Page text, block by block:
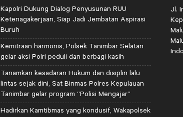
Kapolri Dukung Dialog Penyusunan RUU
Ketenagakerjaan, Siap Jadi Jembatan Aspirasi
Buruh
Kemitraan harmonis, Polsek Tanimbar Selatan
gelar aksi Polri peduli dan berbagi kasih
Tanamkan kesadaran Hukum dan disiplin lalu
lintas sejak dini, Sat Binmas Polres Kepulauan
Tanimbar gelar program “Polisi Mengajar”
Hadirkan Kamtibmas yang kondusif, Wakapolsek
Jl.